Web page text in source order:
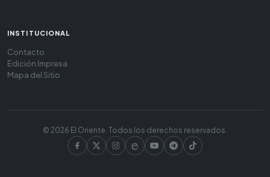
INSTITUCIONAL
Contacto
Edición Impresa
Mapa del Sitio
© 2026 El Oriente. Todos los derechos reservados.